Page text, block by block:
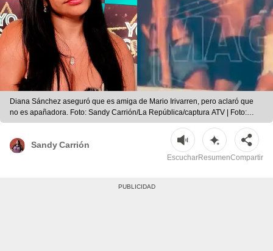
Diana Sánchez aseguró que es amiga de Mario Irivarren, pero aclaró que
no es apañadora. Foto: Sandy Carrión/La República/captura ATV | Foto:
Sandy Carrión/La República/captura ATV
Sandy Carrión
EscucharResumenCompartir